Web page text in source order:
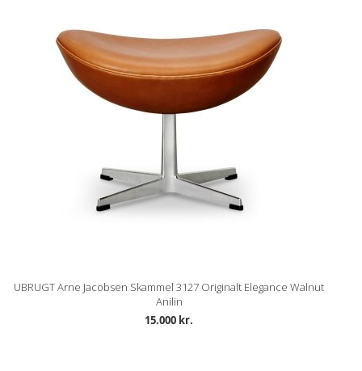
UBRUGT Arne Jacobsen Skammel 3127 Originalt Elegance Walnut
Anilin
15.000 kr.